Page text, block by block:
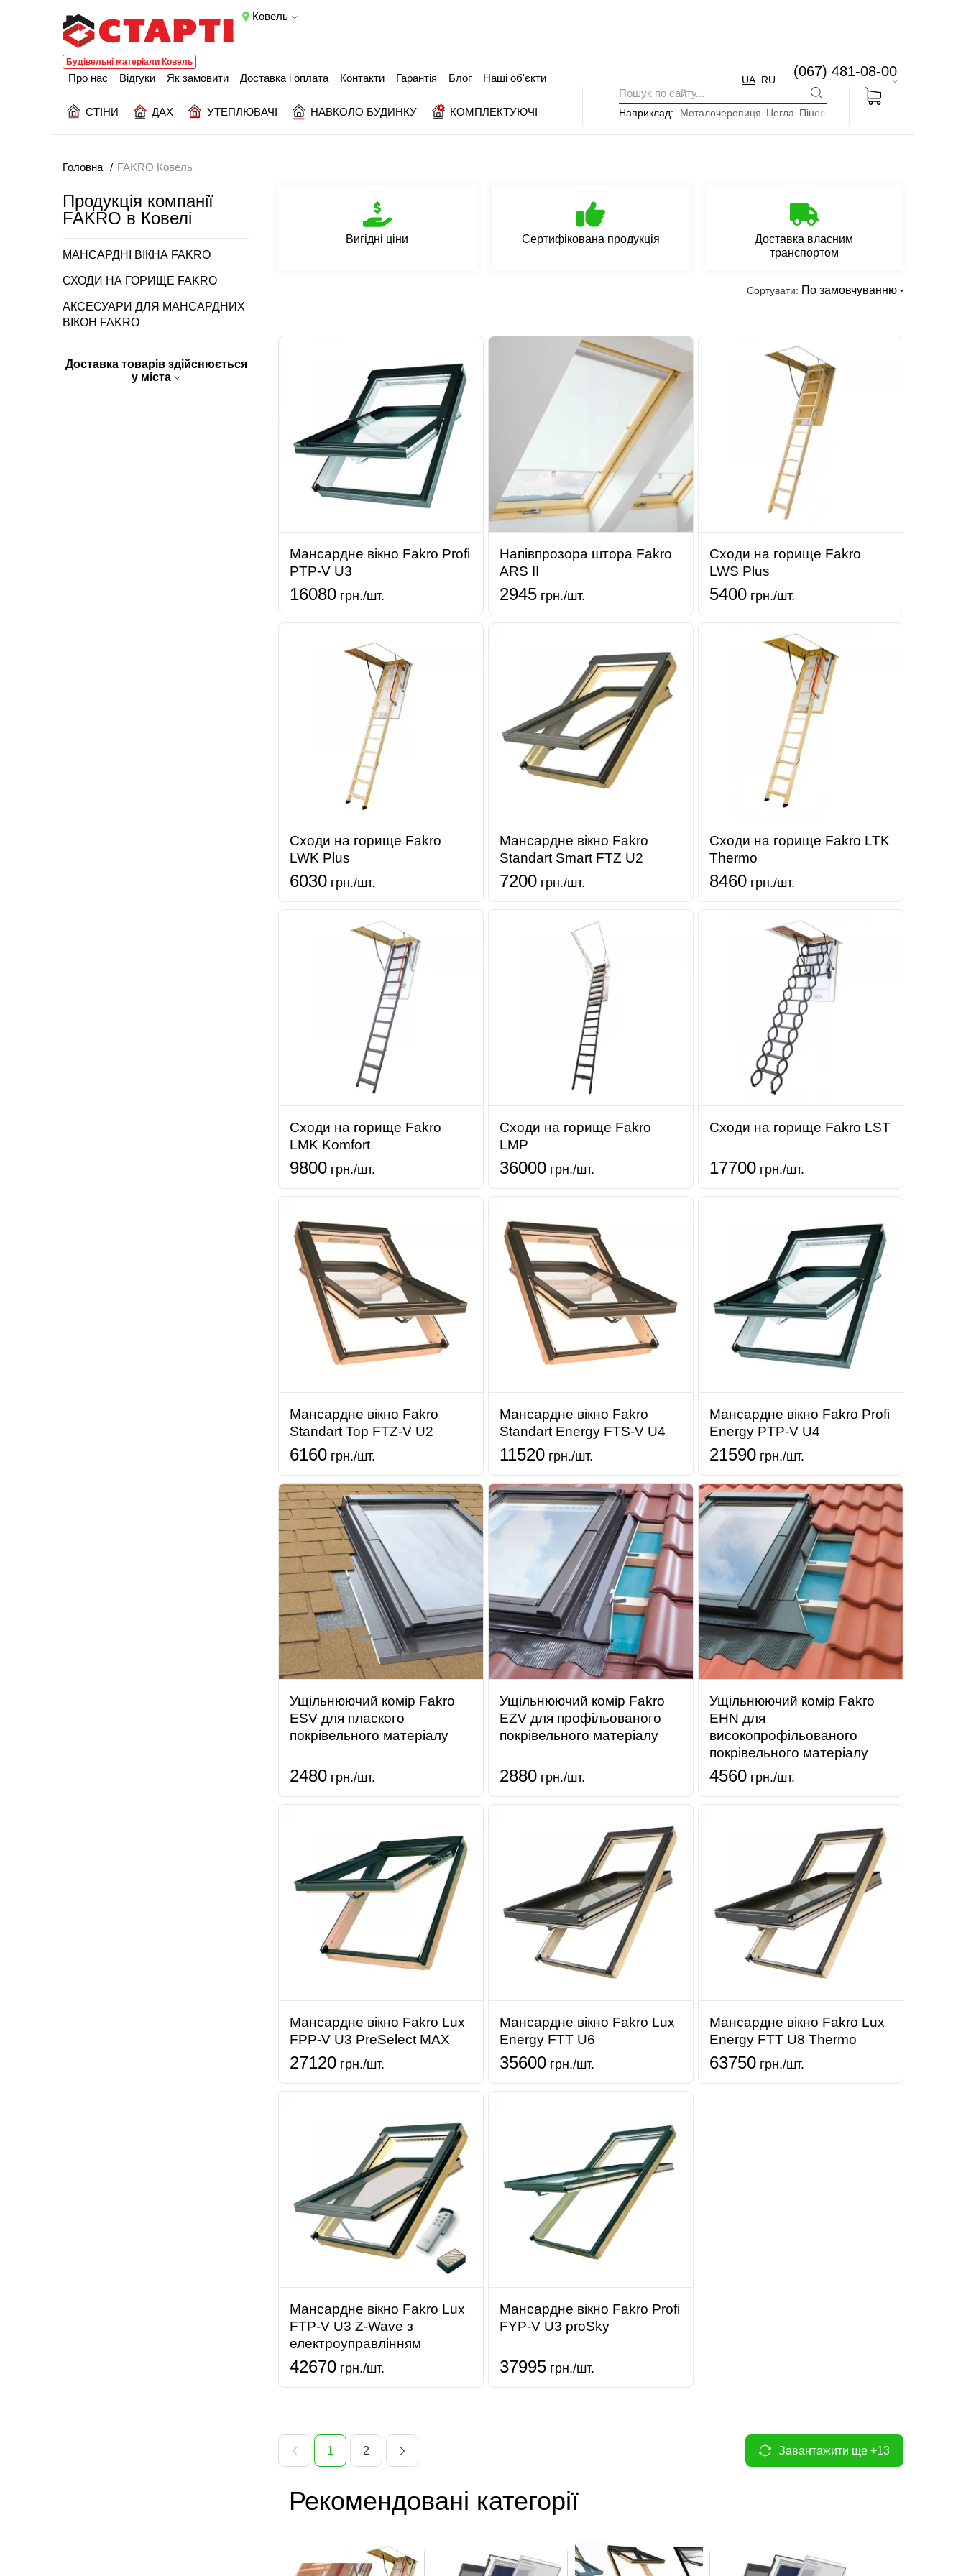
Ковель
Будівельні матеріали Ковель
Наприклад: Металочерепиця Цегла Пінопласт
СТІНИ ДАХ УТЕПЛЮВАЧІ НАВКОЛО БУДИНКУ КОМПЛЕКТУЮЧІ
(067) 481-08-00
Про нас Відгуки Як замовити Доставка і оплата Контакти Гарантія Блог Наші об'єкти UA RU
Головна FAKRO Ковель
Продукція компанії
FAKRO в Ковелі
МАНСАРДНІ ВІКНА FAKRO
СХОДИ НА ГОРИЩЕ FAKRO
АКСЕСУАРИ ДЛЯ МАНСАРДНИХ
ВІКОН FAKRO
Доставка товарів здійснюється
у міста
Вигідні ціни Сертифікована продукція
Доставка власним
транспортом
Сортувати: По замовчуванню
Мансардне вікно Fakro Profi
PTP-V U3
16080 грн./шт.
Напівпрозора штора Fakro
ARS II
2945грн./шт.
Сходи на горище Fakro
LWS Plus
5400грн./шт.
Сходи на горище Fakro
LWK Plus
6030 грн./шт.
Мансардне вікно Fakro
Standart Smart FTZ U2
7200грн./шт.
Сходи на горище Fakro LTK
Thermo
8460грн./шт.
Сходи на горище Fakro
LMK Komfort
9800 грн./шт.
Сходи на горище Fakro
LMP
36000грн./шт.
Сходи на горище Fakro LST
17700грн./шт.
Мансардне вікно Fakro
Standart Top FTZ-V U2
6160 грн./шт.
Мансардне вікно Fakro
Standart Energy FTS-V U4
11520грн./шт.
Мансардне вікно Fakro Profi
Energy PTP-V U4
21590грн./шт.
Ущільнюючий комір Fakro
ESV для плаского
покрівельного матеріалу
2480 грн./шт.
Ущільнюючий комір Fakro
EZV для профільованого
покрівельного матеріалу
2880грн./шт.
Ущільнюючий комір Fakro
EHN для
високопрофільованого
покрівельного матеріалу
4560грн./шт.
Мансардне вікно Fakro Lux
FPP-V U3 PreSelect MAX
27120 грн./шт.
Мансардне вікно Fakro Lux
Energy FTT U6
35600грн./шт.
Мансардне вікно Fakro Lux
Energy FTT U8 Thermo
63750грн./шт.
Мансардне вікно Fakro Lux
FTP-V U3 Z-Wave з
електроуправлінням
42670 грн./шт.
Мансардне вікно Fakro Profi
FYP-V U3 proSky
37995грн./шт.
1 2 Завантажити ще +13
Рекомендовані категорії